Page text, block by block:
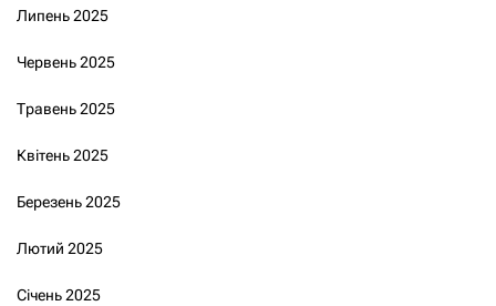
Липень 2025
Червень 2025
Травень 2025
Квітень 2025
Березень 2025
Лютий 2025
Січень 2025